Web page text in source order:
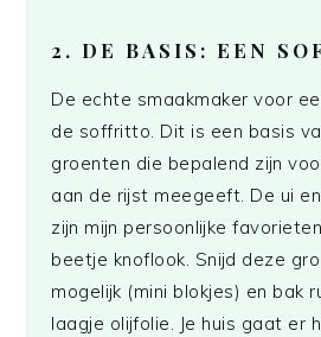
2. DE BASIS: EEN
De echte smaakmaker voor
de soffritto. Dit is een basis
groenten die bepalend zijn
aan de rijst meegeeft. De ui
zijn mijn persoonlijke
beetje knoflook. Snijd deze
mogelijk (mini blokjes) en bak
laagje olijfolie. Je huis gaat er